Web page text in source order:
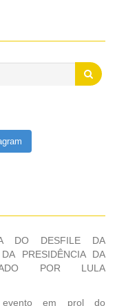
somente o ano
de três bilhões de
alas, mais de
rurais.
mandato,
DO DESFILE DA
PRESIDÊNCIA DA
POR LULA
evento em prol do